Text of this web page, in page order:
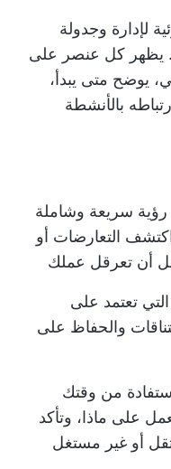
لإدارة وجدولة
يظهر كل عنصر على
يوضح متى يبدأ،
بالأنشطة
سريعة وشاملة
التعارضات أو
أن تعرقل عملك
تعتمد على
والحفاظ على
من وقتك
على ماذا، وتأكد
أو غير مستغل